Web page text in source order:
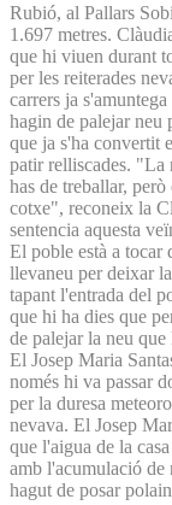
Rubió, al Pallars
1.697 metres.
que hi viuen durant
per les reiterades
carrers ja
hagin de palejar neu
que ja s'ha convertit
patir relliscades. "La
has de treballar,
cotxe", reconeix la
sentencia aquesta
El poble està a tocar
llevaneu per deixar
tapant l'entrada del
que hi ha dies que
de palejar la neu
El Josep Maria
només hi va passar
per la duresa
nevava. El Josep
que l'aigua de la
amb l'acumulació de
hagut de posar